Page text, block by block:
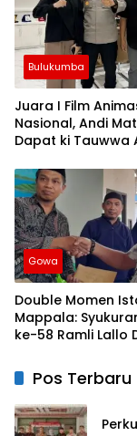
Bulukumba
Juara I Film
Nasional, Andi
Dapat ki Tauwwa
Gowa
Double Momen
Mappala:
ke-58 Ramli Lallo
IbadahPos Terbaru